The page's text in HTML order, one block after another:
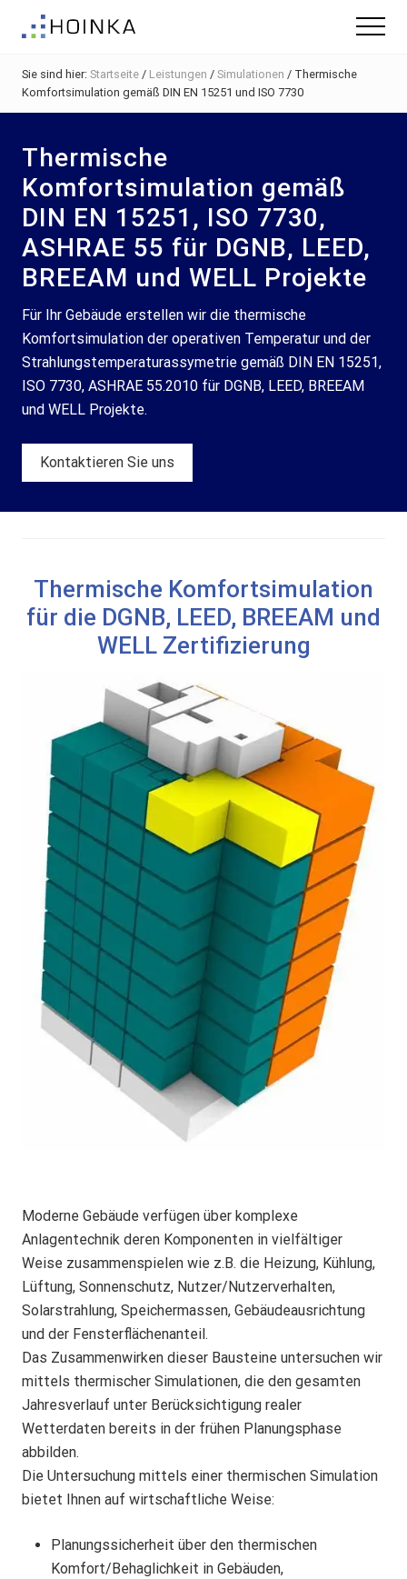
content
Hauptsidebar
Fußzeile
nachhaltig
Planen
Menu
Sie sind hier: Startseite / Leistungen / Simulationen / Thermische
Komfortsimulation gemäß DIN EN 15251 und ISO 7730
Thermische
Komfortsimulation gemäß
DIN EN 15251, ISO 7730,
ASHRAE 55 für DGNB, LEED,
BREEAM und WELL Projekte
Für Ihr Gebäude erstellen wir die thermische
Komfortsimulation der operativen Temperatur und der
Strahlungstemperaturassymetrie gemäß DIN EN 15251,
ISO 7730, ASHRAE 55.2010 für DGNB, LEED, BREEAM
und WELL Projekte.
Kontaktieren Sie uns
Thermische Komfortsimulation
für die DGNB, LEED, BREEAM und
WELL Zertifizierung
Moderne Gebäude verfügen über komplexe
Anlagentechnik deren Komponenten in vielfältiger
Weise zusammenspielen wie z.B. die Heizung, Kühlung,
Lüftung, Sonnenschutz, Nutzer/Nutzerverhalten,
Solarstrahlung, Speichermassen, Gebäudeausrichtung
und der Fensterflächenanteil.
Das Zusammenwirken dieser Bausteine untersuchen wir
mittels thermischer Simulationen, die den gesamten
Jahresverlauf unter Berücksichtigung realer
Wetterdaten bereits in der frühen Planungsphase
abbilden.
Die Untersuchung mittels einer thermischen Simulation
bietet Ihnen auf wirtschaftliche Weise:
Planungssicherheit über den thermischen
Komfort/Behaglichkeit in Gebäuden,